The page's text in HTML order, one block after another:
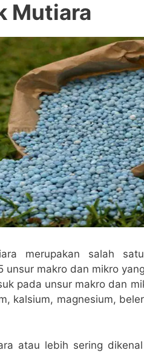
Mutiara
merupakan salah
unsur makro dan mikro
pada unsur makro dan
kalsium, magnesium,
atau lebih sering